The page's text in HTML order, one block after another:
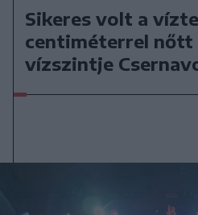
Sikeres volt a
centiméterrel nőtt
vízszintje